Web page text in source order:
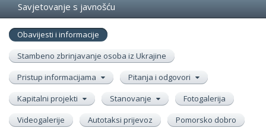
Savjetovanje s javnošću
Obavijesti i informacije
Stambeno zbrinjavanje osoba iz Ukrajine
Pristup informacijama
Pitanja i odgovori
Kapitalni projekti
Stanovanje
Fotogalerija
Videogalerije
Autotaksi prijevoz
Pomorsko dobro